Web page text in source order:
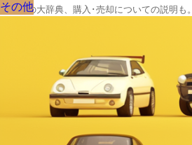
クルマの大辞典、購入･売却についての説明も。
その他
その他
その他
その他
その他
その他
その他
その他
その他